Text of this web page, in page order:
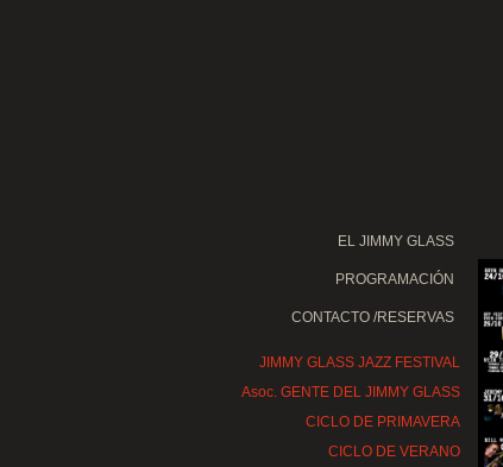
EL JIMMY GLASS
PROGRAMACIÓN
CONTACTO /RESERVAS
JIMMY GLASS JAZZ FESTIVAL
Asoc. GENTE DEL JIMMY GLASS
CICLO DE PRIMAVERA
CICLO DE VERANO